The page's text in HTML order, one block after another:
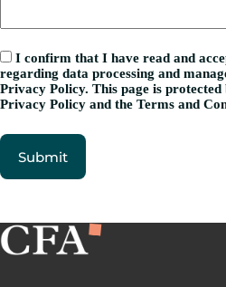
I confirm that I have read and
regarding data processing and
Privacy Policy. This page is
Privacy Policy and the Terms and